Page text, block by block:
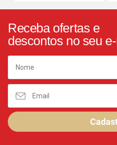
Receba ofertas e
descontos no seu